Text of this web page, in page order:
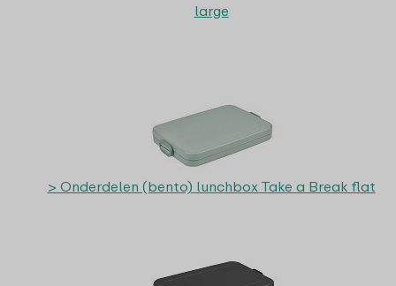
large
> Onderdelen (bento) lunchbox Take a Break flat